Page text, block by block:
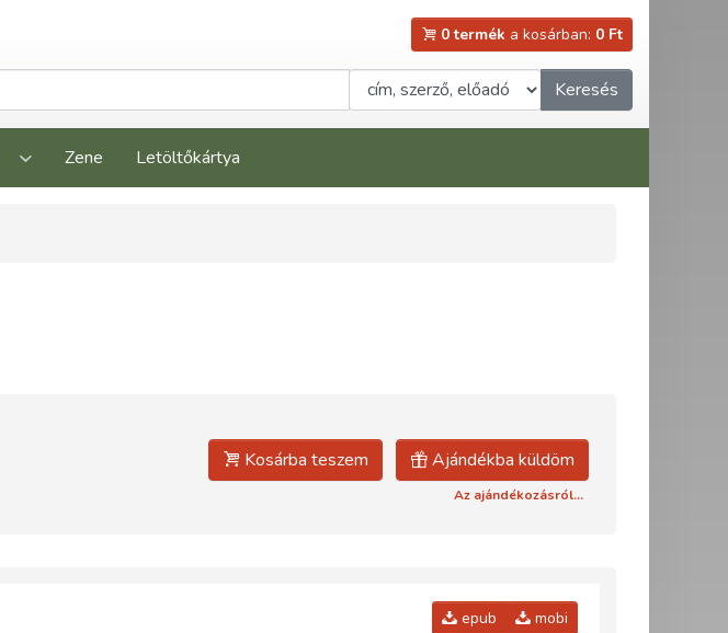
0 termék a kosárban: 0 Ft
Keresés
Zene Letöltőkártya
Kosárba teszem Ajándékba küldöm
Az ajándékozásról...
epub mobi